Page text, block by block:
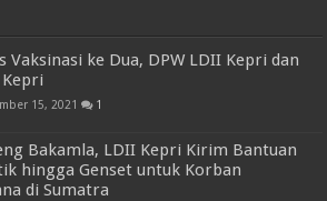
Vaksinasi ke Dua, DPW LDII Kepri dan
Kepri
15, 2021 1
Bakamla, LDII Kepri Kirim Bantuan
hingga Genset untuk Korban
di Sumatra